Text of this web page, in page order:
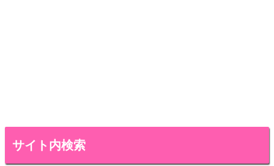
サイト内検索